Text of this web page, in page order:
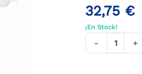
32,75 €
¡En Stock!
- +